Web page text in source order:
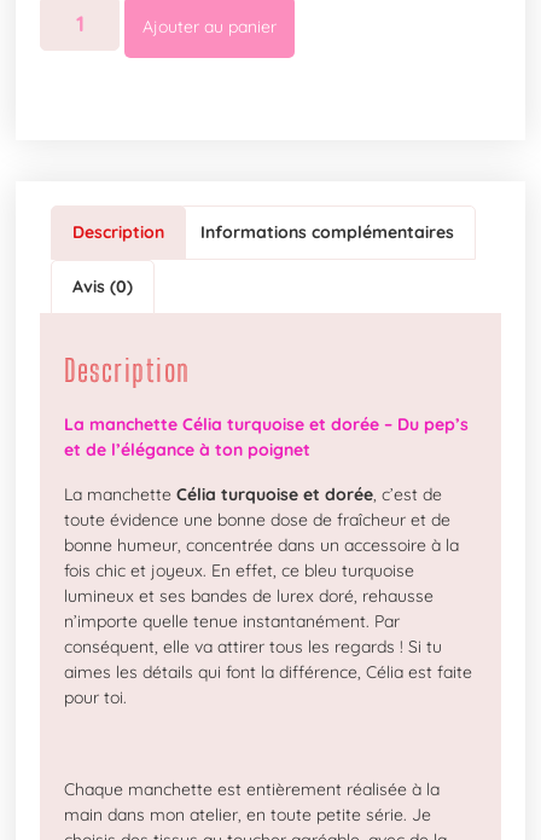
Ajouter au panier
Description Informations complémentaires
Avis (0)
Description
La manchette Célia turquoise et dorée – Du pep’s
et de l’élégance à ton poignet
La manchetteCélia turquoise et dorée, c’est de
toute évidence une bonne dose de fraîcheur et de
bonne humeur, concentrée dans un accessoire à la
fois chic et joyeux. En effet, ce bleu turquoise
lumineux et ses bandes de lurex doré, rehausse
n’importe quelle tenue instantanément. Par
conséquent, elle va attirer tous les regards ! Si tu
aimes les détails qui font la différence, Célia est faite
pour toi.
Chaque manchette est entièrement réalisée à la
main dans mon atelier, en toute petite série. Je